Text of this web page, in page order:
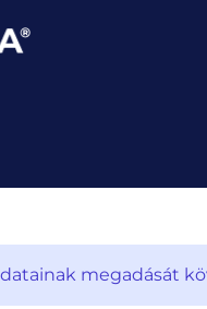
megadását